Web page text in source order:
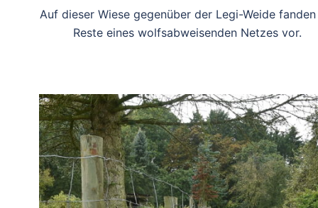
Auf dieser Wiese gegenüber der Legi-Weide
Reste eines wolfsabweisenden Netzes vor.